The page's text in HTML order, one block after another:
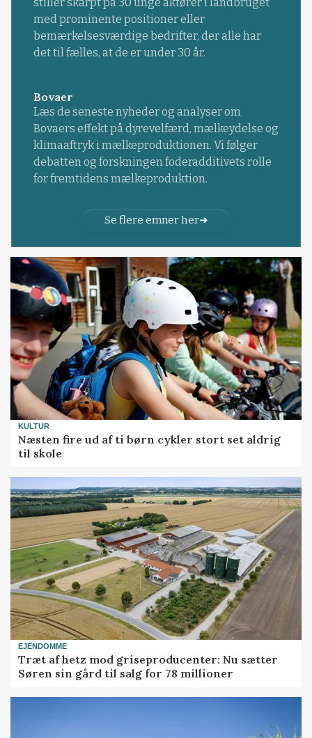
med prominente positioner eller
bemærkelsesværdige bedrifter, der alle har
det til fælles, at de er under 30 år.
Bovaer
Læs de seneste nyheder og analyser om
Bovaers effekt på dyrevelfærd, mælkeydelse og
klimaaftryk i mælkeproduktionen. Vi følger
debatten og forskningen foderadditivets rolle
for fremtidens mælkeproduktion.
Se flere emner her
KULTUR
Næsten fire ud af ti børn cykler stort set aldrig
til skole
EJENDOMME
Træt af hetz mod griseproducenter: Nu sætter
Søren sin gård til salg for 78 millioner